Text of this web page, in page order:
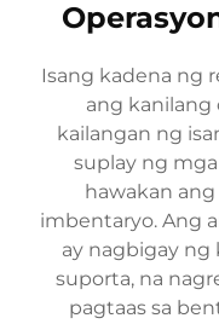
Isang kadena ng
ang kanilang
kailangan ng
suplay ng
hawakan
imbentaryo. Ang
ay nagbigay ng
suporta, na
pagtaas sa